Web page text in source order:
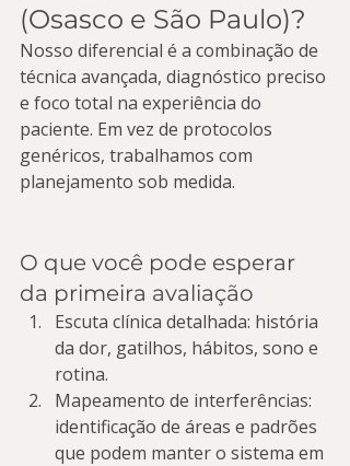
(Osasco e São Paulo)?
Nosso diferencial é a combinação de
técnica avançada, diagnóstico preciso
e foco total na experiência do
paciente. Em vez de protocolos
genéricos, trabalhamos com
planejamento sob medida.
O que você pode esperar
da primeira avaliação
Escuta clínica detalhada: história
da dor, gatilhos, hábitos, sono e
rotina.
Mapeamento de interferências:
identificação de áreas e padrões
que podem manter o sistema em